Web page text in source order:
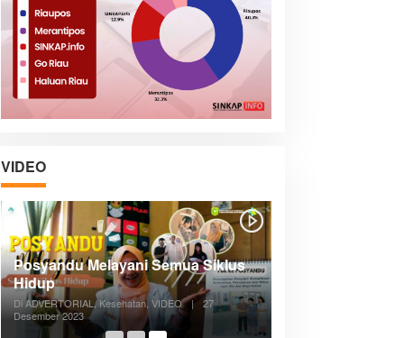
VIDEO
Posyandu Melayani Semua Siklus
Hidup
Di ADVERTORIAL, Kesehatan, VIDEO |
27
Desember 2023